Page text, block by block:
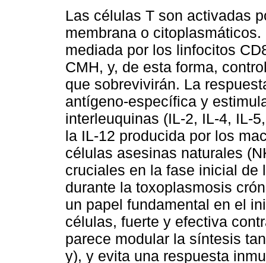
Las células T son activadas
membrana o
mediada por los linfocitos
CMH, y, de esta forma,
que sobrevivirán. La
antígeno-específica y
interleuquinas (IL-2, IL-4, IL-
la IL-12 producida por los
células asesinas naturales
cruciales en la fase inicial de
durante la toxoplasmosis
un papel fundamental en el
células, fuerte y efectiva
parece modular la síntesis
y), y evita una respuesta